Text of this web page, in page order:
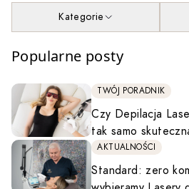
Kategorie
Popularne posty
TWÓJ PORADNIK
Czy Depilacja
tak samo
AKTUALNOŚCI
Standard: zero